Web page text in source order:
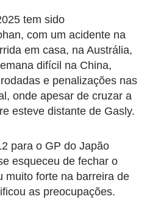
tem sido
com um acidente na
em casa, na Austrália,
difícil na China,
e penalizações nas
onde apesar de cruzar a
esteve distante de Gasly.
para o GP do Japão
esqueceu de fechar o
muito forte na barreira de
as preocupações.